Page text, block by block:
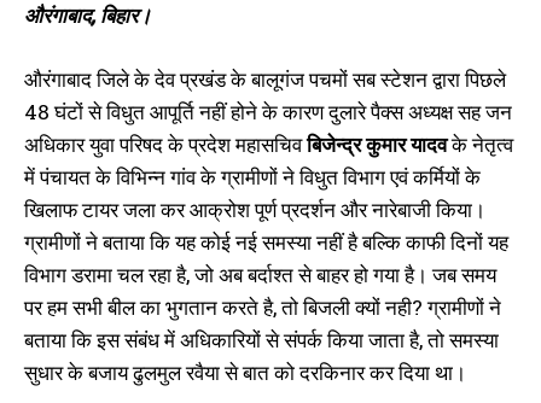
संघर्षशील युवा नेता विजेंद्र यादव ने
दुलारे पंचायत से मुखिया पद से किया
नामांकन, उमड़ी समर्थकों की भीड़
October 30, 2021
In "औरंगाबाद"
जन अधिकार पार्टी ने किया पटना में
प्रदर्शन, पप्पू यादव को छोड़ने के लिए 5
दिन का दिया अल्टीमेटम
June 27, 2021
In "औरंगाबाद"
3 दिवसीय सूर्य महोत्सव का हुआ
आगाज़, डिप्टी सीएम तेजस्वी यादव ने
किया उद्घाटन, 10 लाख नौकरी हर
औरंगाबाद, बिहार।
औरंगाबाद जिले के देव प्रखंड के बालूगंज पचमों सब स्टेशन द्वारा पिछले
48 घंटों से विधुत आपूर्ति नहीं होने के कारण दुलारे पैक्स अध्यक्ष सह जन
अधिकार युवा परिषद के प्रदेश महासचिवबिजेन्द्र कुमार यादवके नेतृत्व
में पंचायत के विभिन्न गांव के ग्रामीणों ने विधुत विभाग एवं कर्मियों के
खिलाफ टायर जला कर आक्रोश पूर्ण प्रदर्शन और नारेबाजी किया।
ग्रामीणों ने बताया कि यह कोई नई समस्या नहीं है बल्कि काफी दिनों यह
विभाग डरामा चल रहा है, जो अब बर्दाश्त से बाहर हो गया है। जब समय
पर हम सभी बील का भुगतान करते है, तो बिजली क्यों नही? ग्रामीणों ने
बताया कि इस संबंध में अधिकारियों से संपर्क किया जाता है, तो समस्या
सुधार के बजाय ढुलमुल रवैया से बात को दरकिनार कर दिया था।